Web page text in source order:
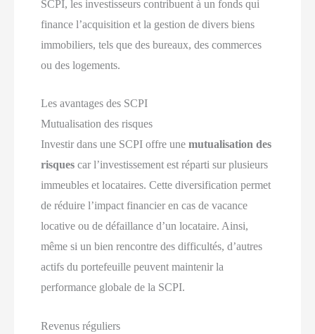
SCPI, les investisseurs contribuent à un fonds qui
finance l’acquisition et la gestion de divers biens
immobiliers, tels que des bureaux, des commerces
ou des logements.
Les avantages des SCPI
Mutualisation des risques
Investir dans une SCPI offre unemutualisation des
risques car l’investissement est réparti sur plusieurs
immeubles et locataires. Cette diversification permet
de réduire l’impact financier en cas de vacance
locative ou de défaillance d’un locataire. Ainsi,
même si un bien rencontre des difficultés, d’autres
actifs du portefeuille peuvent maintenir la
performance globale de la SCPI.
Revenus réguliers